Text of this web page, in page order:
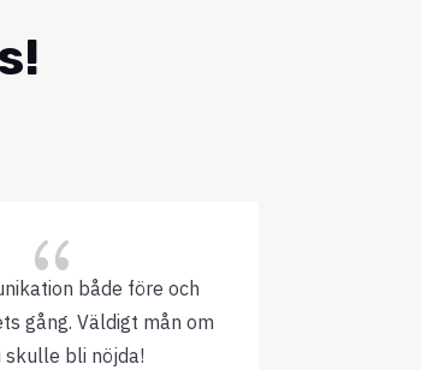
{ både före och
gång. Väldigt mån om
skulle bli nöjda!